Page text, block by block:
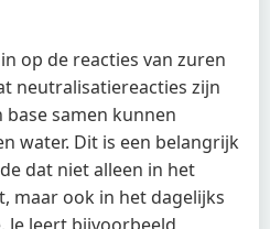
op de reacties van zuren
neutralisatiereacties zijn
base samen kunnen
water. Dit is een belangrijk
dat niet alleen in het
maar ook in het dagelijks